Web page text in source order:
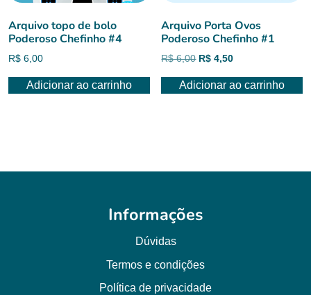
Arquivo topo de bolo
Poderoso Chefinho #4
R$ 6,00
Adicionar ao carrinho
Arquivo Porta Ovos
Poderoso Chefinho #1
R$6,00 O
original
R$ 4,50O
atual
Adicionar ao carrinho
Informações
Dúvidas
Termos e condições
Política de privacidade